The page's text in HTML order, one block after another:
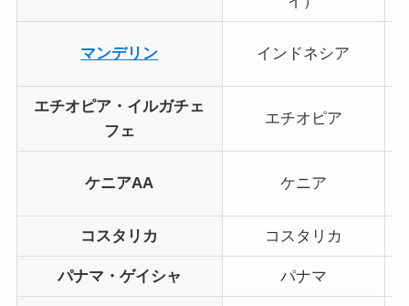
マンデリン インドネシア
エチオピア・イルガチェ
フェ
エチオピア
ケニアAA ケニア
コスタリカ コスタリカ
パナマ・ゲイシャ パナマ